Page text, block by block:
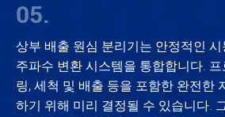
05.
상부 배출 원심 분리기는 안정적인
주파수 변환 시스템을 통합합니다. 프
링, 세척 및 배출 등을 포함한 완전한
하기 위해 미리 결정될 수 있습니다.